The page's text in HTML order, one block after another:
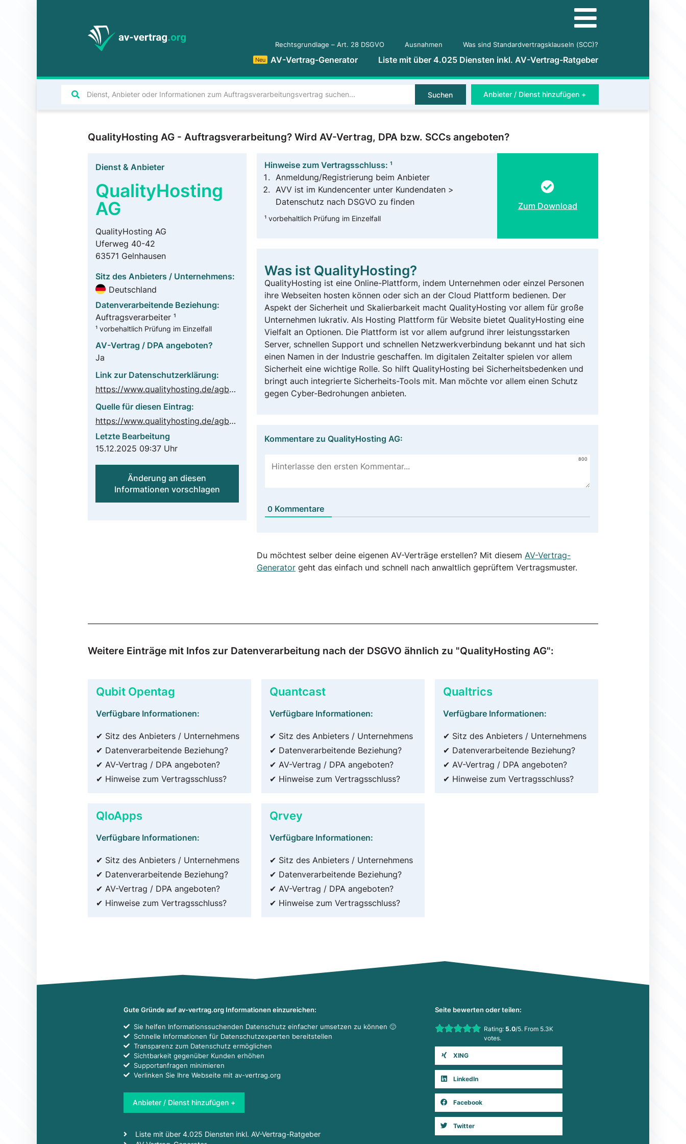
Rechtsgrundlage – Art. 28 DSGVO Ausnahmen Was sind Standardvertragsklauseln (SCC)?
Neu AV-Vertrag-Generator Liste mit über 4.025 Diensten inkl. AV-Vertrag-Ratgeber
Suchen Anbieter / Dienst hinzufügen +
QualityHosting AG - Auftragsverarbeitung? Wird AV-Vertrag, DPA bzw. SCCs angeboten?
Dienst & Anbieter
QualityHosting
AG
QualityHosting AG
Uferweg 40-42
63571 Gelnhausen
Sitz des Anbieters / Unternehmens:
Deutschland
Datenverarbeitende Beziehung:
Auftragsverarbeiter ¹
¹ vorbehaltlich Prüfung im Einzelfall
AV-Vertrag / DPA angeboten?
Ja
Link zur Datenschutzerklärung:
https://www.qualityhosting.de/agb-datenschutz/datenschutzerklaerung.html
Quelle für diesen Eintrag:
https://www.qualityhosting.de/agb-datenschutz/datenschutz-grundverordnung.html
Letzte Bearbeitung
15.12.2025 09:37 Uhr
Änderung an diesen
Informationen vorschlagen
Hinweise zum Vertragsschluss: ¹
Anmeldung/Registrierung beim Anbieter
AVV ist im Kundencenter unter Kundendaten >
Datenschutz nach DSGVO zu finden
¹ vorbehaltlich Prüfung im Einzelfall
Zum Download
Was ist QualityHosting?
QualityHosting ist eine Online-Plattform, indem Unternehmen oder einzel Personen
ihre Webseiten hosten können oder sich an der Cloud Plattform bedienen. Der
Aspekt der Sicherheit und Skalierbarkeit macht QualityHosting vor allem für große
Unternehmen lukrativ. Als Hosting Plattform für Website bietet QualityHosting eine
Vielfalt an Optionen. Die Plattform ist vor allem aufgrund ihrer leistungsstarken
Server, schnellen Support und schnellen Netzwerkverbindung bekannt und hat sich
einen Namen in der Industrie geschaffen. Im digitalen Zeitalter spielen vor allem
Sicherheit eine wichtige Rolle. So hilft QualityHosting bei Sicherheitsbedenken und
bringt auch integrierte Sicherheits-Tools mit. Man möchte vor allem einen Schutz
gegen Cyber-Bedrohungen anbieten.
Kommentare zu QualityHosting AG:
800
0Kommentare
Du möchtest selber deine eigenen AV-Verträge erstellen? Mit diesem AV-Vertrag-
Generatorgeht das einfach und schnell nach anwaltlich geprüftem Vertragsmuster.
Weitere Einträge mit Infos zur Datenverarbeitung nach der DSGVO ähnlich zu "QualityHosting AG":
Qubit Opentag
Verfügbare Informationen:
✔ Sitz des Anbieters / Unternehmens
✔ Datenverarbeitende Beziehung?
✔ AV-Vertrag / DPA angeboten?
✔ Hinweise zum Vertragsschluss?
Quantcast
Verfügbare Informationen:
✔ Sitz des Anbieters / Unternehmens
✔ Datenverarbeitende Beziehung?
✔ AV-Vertrag / DPA angeboten?
✔ Hinweise zum Vertragsschluss?
Qualtrics
Verfügbare Informationen:
✔ Sitz des Anbieters / Unternehmens
✔ Datenverarbeitende Beziehung?
✔ AV-Vertrag / DPA angeboten?
✔ Hinweise zum Vertragsschluss?
QloApps
Verfügbare Informationen:
✔ Sitz des Anbieters / Unternehmens
✔ Datenverarbeitende Beziehung?
✔ AV-Vertrag / DPA angeboten?
✔ Hinweise zum Vertragsschluss?
Qrvey
Verfügbare Informationen:
✔ Sitz des Anbieters / Unternehmens
✔ Datenverarbeitende Beziehung?
✔ AV-Vertrag / DPA angeboten?
✔ Hinweise zum Vertragsschluss?
Gute Gründe auf av-vertrag.org Informationen einzureichen:
Sie helfen Informationssuchenden Datenschutz einfacher umsetzen zu können 🙂
Schnelle Informationen für Datenschutzexperten bereitstellen
Transparenz zum Datenschutz ermöglichen
Sichtbarkeit gegenüber Kunden erhöhen
Supportanfragen minimieren
Verlinken Sie Ihre Webseite mit av-vertrag.org
Anbieter / Dienst hinzufügen +
Liste mit über 4.025 Diensten inkl. AV-Vertrag-Ratgeber
Seite bewerten oder teilen:
Rate this item:
Submit Rating
Rating: 5.0/5. From 5.3K
votes.
XING
LinkedIn
Facebook
Twitter